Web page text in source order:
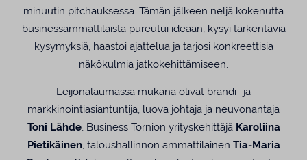
minuutin pitchauksessa. Tämän jälkeen neljä kokenutta
businessammattilaista pureutui ideaan, kysyi tarkentavia
kysymyksiä, haastoi ajattelua ja tarjosi konkreettisia
näkökulmia jatkokehittämiseen.
Leijonalaumassa mukana olivat brändi- ja
markkinointiasiantuntija, luova johtaja ja neuvonantaja
Toni Lähde, Business Tornion yrityskehittäjä Karoliina
Pietikäinen, taloushallinnon ammattilainen Tia-Maria